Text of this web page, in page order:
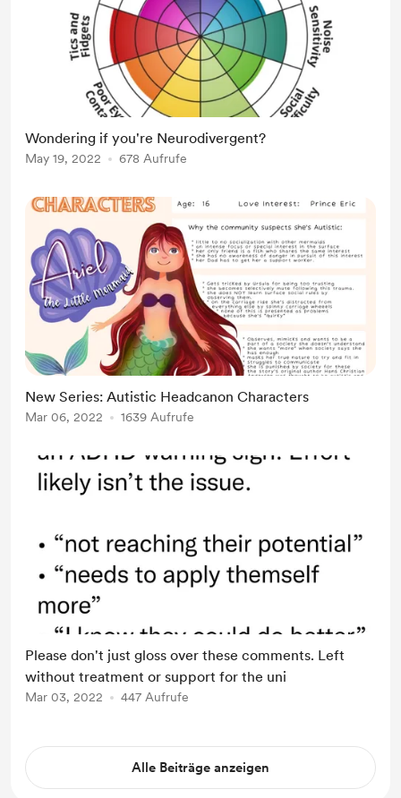
Wondering if you're Neurodivergent?
May 19, 2022 678 Aufrufe
New Series: Autistic Headcanon Characters
Mar 06, 2022 1639 Aufrufe
Please don't just gloss over these comments. Left
without treatment or support for the uni
Mar 03, 2022 447 Aufrufe
Alle Beiträge anzeigen